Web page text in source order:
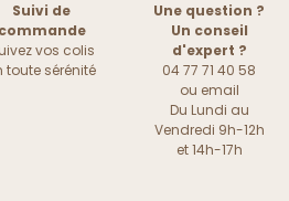
Suivi de
commande
vos colis
toute sérénité
Une question ?
Un conseil
d'expert ?
04 77 71 40 58
ou email
Du Lundi au
Vendredi 9h-12h
et 14h-17h